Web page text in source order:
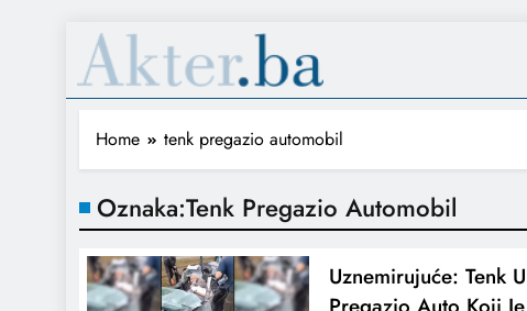
Home tenk pregazio automobil
Oznaka:Tenk Pregazio Automobil
Uznemirujuće: Tenk